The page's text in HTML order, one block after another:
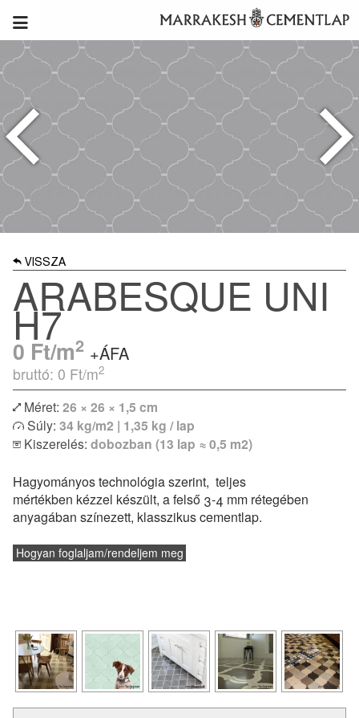
VISSZA
ARABESQUE UNI
H7
0 Ft/m2 +ÁFA
bruttó: 0 Ft/m2
Méret: 26 × 26 × 1,5 cm
Súly: 34 kg/m2 | 1,35 kg / lap
Kiszerelés: dobozban (13 lap ≈ 0,5 m2)
Hagyományos technológia szerint, teljes
mértékben kézzel készült, a felső 3-4 mm rétegében
anyagában színezett, klasszikus cementlap.
Hogyan foglaljam/rendeljem meg
Egyszínű vagy bordűr lapokkal kombinálva izgalmas
egyedi kombinációk is megvalósíthatóak. Modern lakások
vagy klasszikus polgári otthonok hidegburkolataként
kombinálható, de konyhapultokhoz vagy fürdőszobák
falburkolatként is alkalmazható.
Vásárlás előtt feltétlenül tájékozódj a
lerakásról